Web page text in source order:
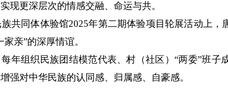
现更深层次的情感交融、命运与共。
共同体体验馆2025年第二期体验项目轮展活动上，
亲”的深厚情谊。
年组织民族团结模范代表、村（社区）“两委”班子
强对中华民族的认同感、归属感、自豪感。